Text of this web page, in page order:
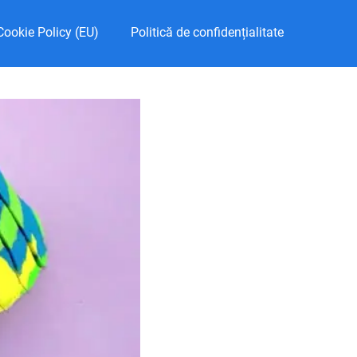
Policy (EU) Politică de confidențialitate